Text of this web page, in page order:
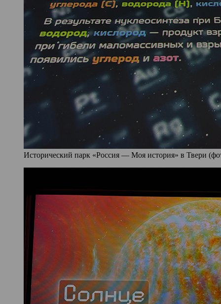
Исторический парк «Россия — Моя история» в Твери